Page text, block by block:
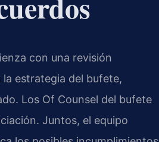
con una revisión
la estrategia del bufete,
Los Of Counsel del bufete
Juntos, el equipo